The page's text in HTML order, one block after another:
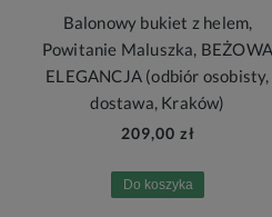
Balonowy bukiet z helem,
Powitanie Maluszka, BEŻOWA
ELEGANCJA (odbiór osobisty,
dostawa, Kraków)
209,00 zł
Do koszyka